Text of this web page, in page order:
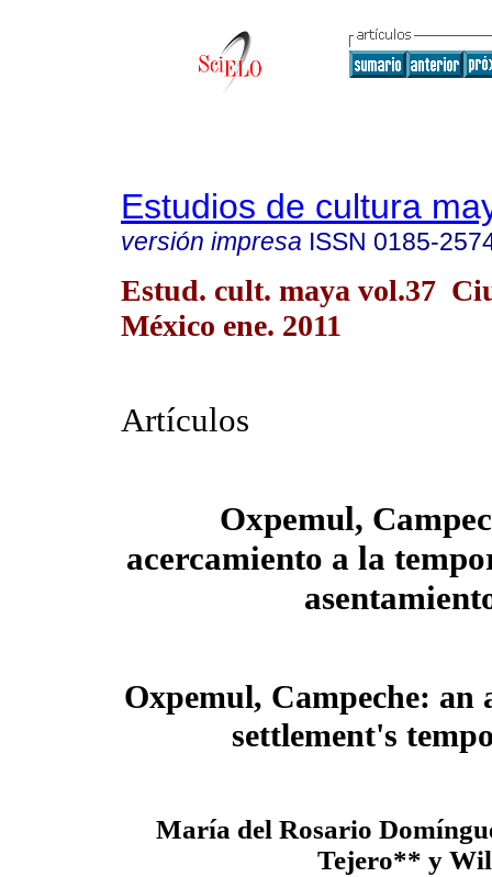
Estudios de cultura
versión impresa ISSN 0185-
Estud. cult. maya vol.37
México ene. 2011
Artículos
Oxpemul,
acercamiento a la
Oxpemul, Campeche: an
settlement's
María del Rosario
Tejero** y